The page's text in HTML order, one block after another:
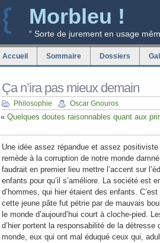
Morbleu !
“ Sorte de jurement en usage
Accueil Sommaire Dossiers
Ça n’ira pas mieux demain
Philosophie Oscar Gnouros
« Quelques doutes raisonnables quant aux
Une idée assez répandue et assez
remède à la corruption de notre monde
faudrait en premier lieu mettre l’accent sur
enfants pour qu’il s’améliore. La société est
d’hommes, qui hier étaient des enfants.
cette jeune pâte fut pétrie par de mauvais
le monde d’aujourd’hui court à cloche-pied.
d’hier portent la responsabilité de la détresse
monde, eux qui ont mal éduqué ceux qui,